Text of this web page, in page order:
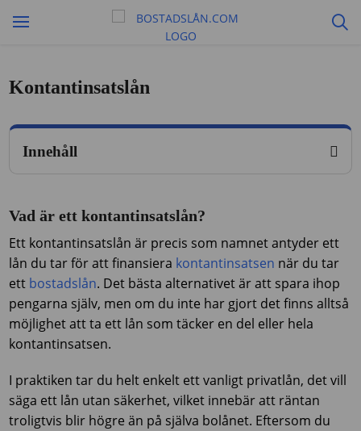
Kontantinsatslån
Innehåll
Vad är ett kontantinsatslån?
Ett kontantinsatslån är precis som namnet antyder ett
lån du tar för att finansiera kontantinsatsen när du tar
ett bostadslån. Det bästa alternativet är att spara ihop
pengarna själv, men om du inte har gjort det finns alltså
möjlighet att ta ett lån som täcker en del eller hela
kontantinsatsen.
I praktiken tar du helt enkelt ett vanligt privatlån, det vill
säga ett lån utan säkerhet, vilket innebär att räntan
troligtvis blir högre än på själva bolånet. Eftersom du